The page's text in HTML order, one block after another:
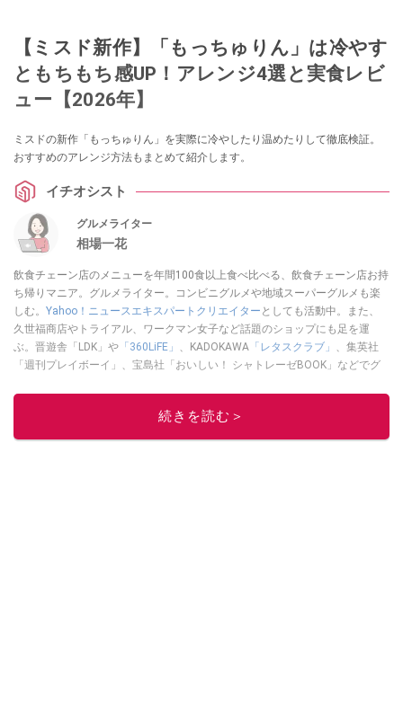
【ミスド新作】「もっちゅりん」は冷やす
ともちもち感UP！アレンジ4選と実食レビ
ュー【2026年】
ミスドの新作「もっちゅりん」を実際に冷やしたり温めたりして徹底検証。
おすすめのアレンジ方法もまとめて紹介します。
イチオシスト
グルメライター
相場一花
飲食チェーン店のメニューを年間100食以上食べ比べる、飲食チェーン店お持
ち帰りマニア。グルメライター。コンビニグルメや地域スーパーグルメも楽
しむ。 Yahoo！ニュースエキスパートクリエイター としても活動中。また、
久世福商店やトライアル、ワークマン女子など話題のショップにも足を運
ぶ。晋遊舎「LDK」や 「360LiFE」 、KADOKAWA 「レタスクラブ」 、集英社
「週刊プレイボーイ」、宝島社「おいしい！ シャトレーゼBOOK」などでグ
このイチオシストの他の記事を読む
続きを読む＞